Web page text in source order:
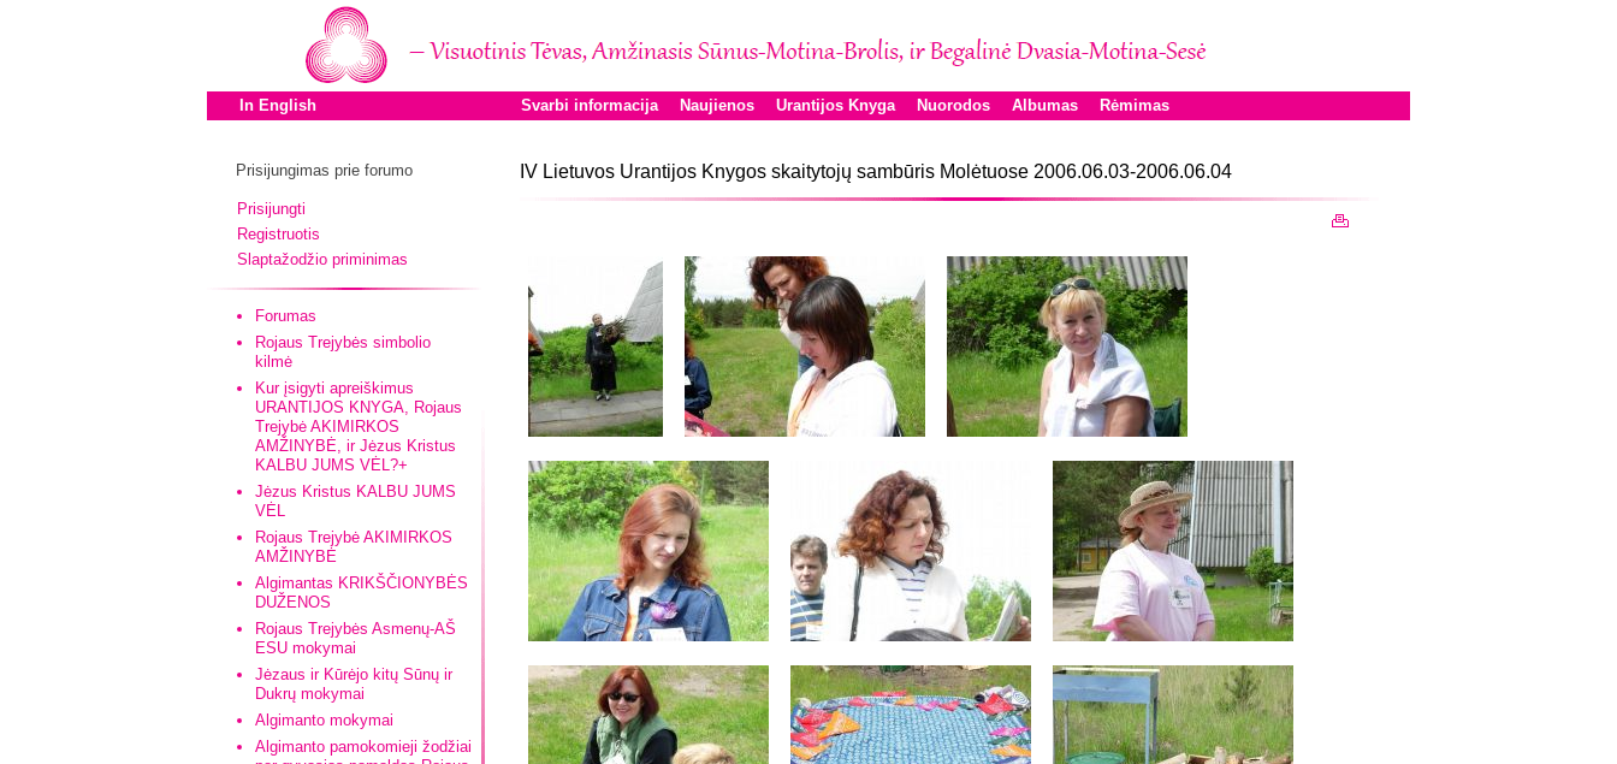
In English Svarbi informacija Naujienos Urantijos Knyga Nuorodos Albumas Rėmimas
Prisijungimas prie forumo
Prisijungti
Registruotis
Slaptažodžio priminimas
Forumas
Rojaus Trejybės simbolio
kilmė
Kur įsigyti apreiškimus
URANTIJOS KNYGA, Rojaus
Trejybė AKIMIRKOS
AMŽINYBĖ, ir Jėzus Kristus
KALBU JUMS VĖL?+
Jėzus Kristus KALBU JUMS
VĖL
Rojaus Trejybė AKIMIRKOS
AMŽINYBĖ
Algimantas KRIKŠČIONYBĖS
DUŽENOS
Rojaus Trejybės Asmenų-AŠ
ESU mokymai
Jėzaus ir Kūrėjo kitų Sūnų ir
Dukrų mokymai
Algimanto mokymai
Algimanto pamokomieji žodžiai
IV Lietuvos Urantijos Knygos skaitytojų sambūris Molėtuose 2006.06.03-2006.06.04